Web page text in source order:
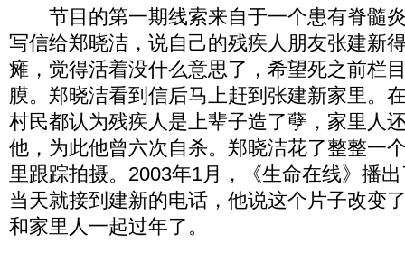
节目的第一期线索来自于一个患有脊髓
写信给郑晓洁，说自己的残疾人朋友张建新
瘫，觉得活着没什么意思了，希望死之前栏
膜。郑晓洁看到信后马上赶到张建新家里。
村民都认为残疾人是上辈子造了孽，家里人
他，为此他曾六次自杀。郑晓洁花了整整一
里跟踪拍摄。2003年1月，《生命在线》播
当天就接到建新的电话，他说这个片子改变
和家里人一起过年了。